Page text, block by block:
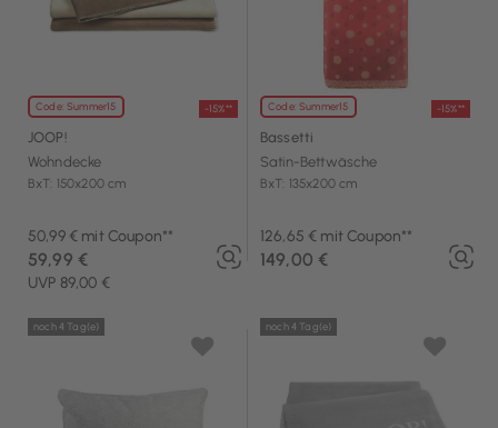
Code: Summer15 -15%**
JOOP!
Wohndecke
BxT: 150x200 cm
50,99 € mit Coupon**
UVP 89,00 €
59,99 €
Code: Summer15 -15%**
Bassetti
Satin-Bettwäsche
BxT: 135x200 cm
126,65 € mit Coupon**
149,00 €
noch 4 Tag(e) noch 4 Tag(e)